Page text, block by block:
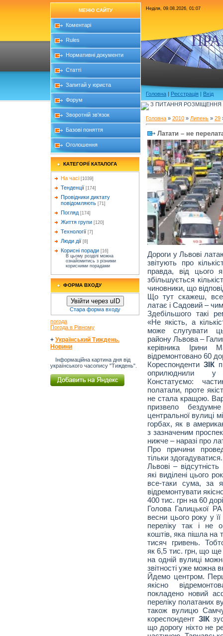
МЕНЮ САЙТУ
Коментарі
Rules
Нормативні документи
Статті
Запитай у юриста
Форум
Зворотній зв'язок
Базові поняття
Оголошення
КАТЕГОРІЇ КАТАЛОГА
На часі [1039]
Тенденції [174]
Провідники диктату
повідомляють [71]
Погляд [174]
Життя групи [120]
Технології [7]
Люди дії [8]
Корисні поради [16]
В цьому розділі можна
ознайомитись з різними
корисними порадами
ФОРМА ВХОДУ
Увійти через uID
Стара форма входу
погода
Погода в Рівному
+ Український Тиждень.
Новини
Інформаційна картина дня від
українського часопису "Тиждень".
Неділя, 09.08.2026, 01:07
Головна | Реєстрація | Вхід
З ПИТАННЯ РОЗМІЩЕННЯ
Головна » 2010 » Липень » 29
Латати – не
Дороги у Львові
звітують про
правда, від цього
збільшується
чиновники, що
Що тут скажеш,
латає і Садовий – чим
Здебільшого такі
«Не якість, а
може слугувати
району Львова –
керівника Ірини
відремонтовано 60
Кореспонденти ЗІК
оприлюднили у
Констатуємо:
полатали, проте
не стала кращою.
призвело
центральної вулиці
горбах, як в
з зазначеним
нижче – наразі про
Про причини
тільки
Львові –
які виділені цього
все-таки сума, за
відремонтувати
400 тис. грн на 60
Голова Галицької
весни цього року у
переліку так і не
коштів, яка пішла на
тисяч гривень.
як 6,5 тис. грн, що ще
на одній вулиці
звітності уже можна
Йдемо центром.
якісно
покладено новий
переліку полатаних
також вулицю
кореспондент ЗІК
що дорогу ніхто не